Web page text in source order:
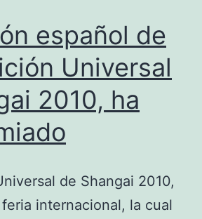
español de
Universal
2010, ha
de Shangai 2010,
internacional, la cual